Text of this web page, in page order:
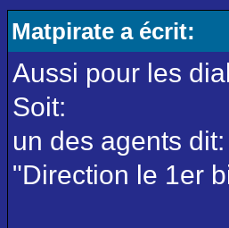
Matpirate a écrit:
Aussi pour les
Soit:
un des agents dit:
"Direction le 1er